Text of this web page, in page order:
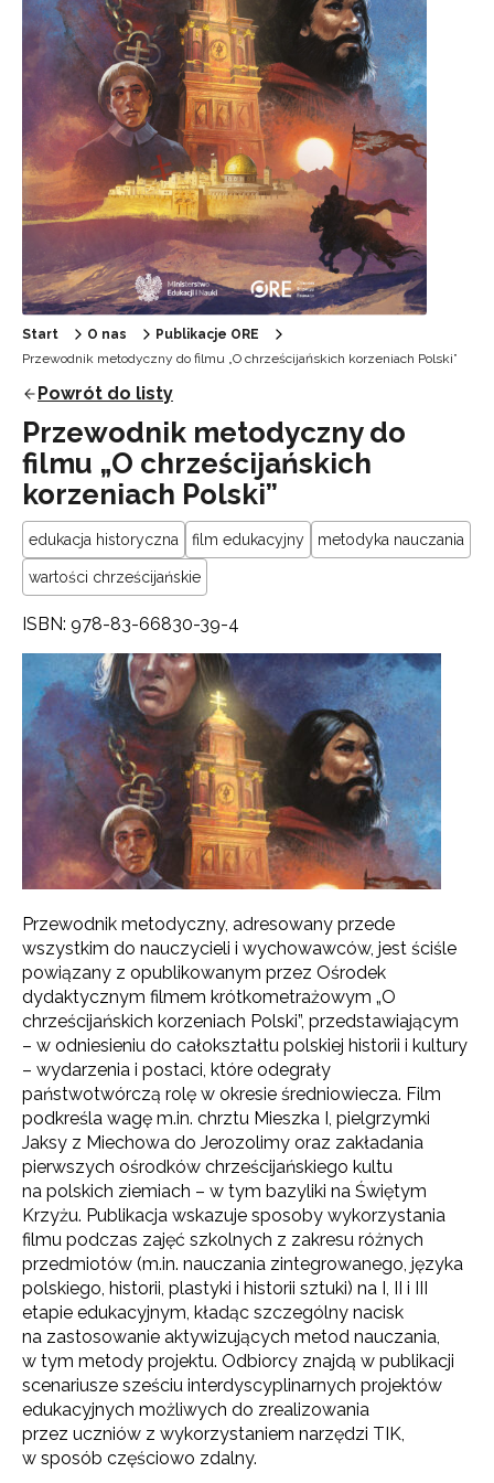
Start O nas
Publikacje ORE
Przewodnik metodyczny do filmu „O chrześcijańskich korzeniach Polski”
Powrót do listy
Przewodnik metodyczny do
filmu „O chrześcijańskich
korzeniach Polski”
edukacja historyczna film edukacyjny metodyka nauczania
wartości chrześcijańskie
ISBN: 978-83-66830-39-4
Przewodnik metodyczny, adresowany przede
wszystkim do nauczycieli i wychowawców, jest ściśle
powiązany z opublikowanym przez Ośrodek
dydaktycznym filmem krótkometrażowym „O
chrześcijańskich korzeniach Polski”, przedstawiającym
– w odniesieniu do całokształtu polskiej historii i kultury
– wydarzenia i postaci, które odegrały
państwotwórczą rolę w okresie średniowiecza. Film
podkreśla wagę m.in. chrztu Mieszka I, pielgrzymki
Jaksy z Miechowa do Jerozolimy oraz zakładania
pierwszych ośrodków chrześcijańskiego kultu
na polskich ziemiach – w tym bazyliki na Świętym
Krzyżu. Publikacja wskazuje sposoby wykorzystania
filmu podczas zajęć szkolnych z zakresu różnych
przedmiotów (m.in. nauczania zintegrowanego, języka
polskiego, historii, plastyki i historii sztuki) na I, II i III
etapie edukacyjnym, kładąc szczególny nacisk
na zastosowanie aktywizujących metod nauczania,
w tym metody projektu. Odbiorcy znajdą w publikacji
scenariusze sześciu interdyscyplinarnych projektów
edukacyjnych możliwych do zrealizowania
przez uczniów z wykorzystaniem narzędzi TIK,
w sposób częściowo zdalny.